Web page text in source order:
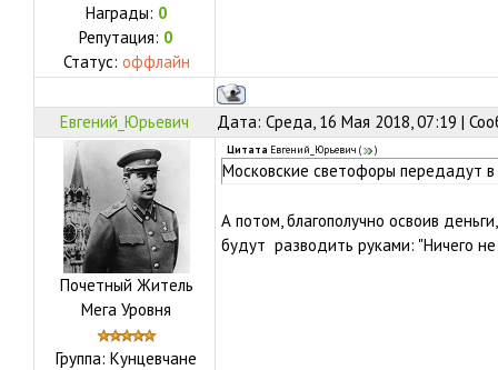
Награды: 0
Репутация: 0
Статус: оффлайн
Евгений_Юрьевич Дата: Среда, 16 Мая 2018, 07:19 |
Почетный Житель
Мега Уровня
Группа: Кунцевчане
Цитата Евгений_Юрьевич ( )
Московские светофоры передадут в
А потом, благополучно освоив
будут разводить руками: "Ничего